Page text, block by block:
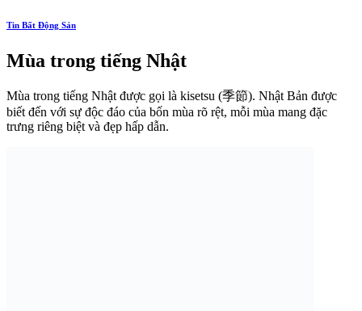
Tin Bất Động Sản
Mùa trong tiếng Nhật
Mùa trong tiếng Nhật được gọi là kisetsu (季節). Nhật Bản được
biết đến với sự độc đáo của bốn mùa rõ rệt, mỗi mùa mang đặc
trưng riêng biệt và đẹp hấp dẫn.